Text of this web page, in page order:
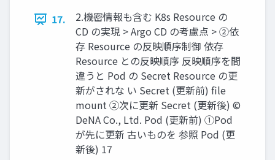
17.
2.機密情報も含む K8s Resource の
CD の実現 > Argo CD の考慮点 > ②依
存 Resource の反映順序制御 依存
Resource との反映順序 反映順序を間
違うと Pod の Secret Resource の更
新がされな い Secret (更新前) ﬁle
mount ②次に更新 Secret (更新後) ©
DeNA Co., Ltd. Pod (更新前) ①Pod
が先に更新 古いものを 参照 Pod (更
新後) 17